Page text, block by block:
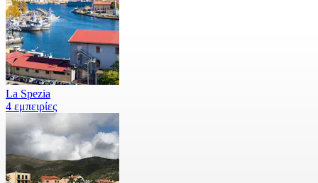
La Spezia
4 εμπειρίες